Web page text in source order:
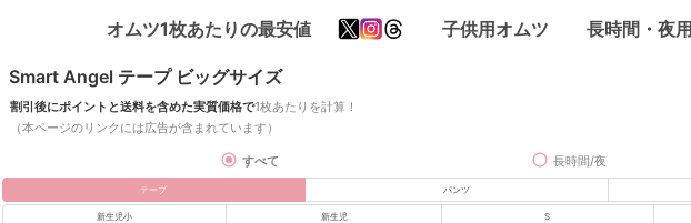
オムツ1枚あたりの最安値 子供用オムツ 長時間・夜用
Smart Angel テープ ビッグサイズ
割引後にポイントと送料を含めた実質価格で1枚あたりを計算！
（本ページのリンクには広告が含まれています）
すべて 長時間/夜
テープ パンツ
新生児小 新生児 S